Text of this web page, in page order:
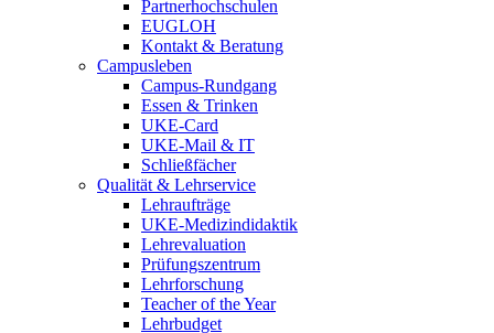
Partnerhochschulen
EUGLOH
Kontakt & Beratung
Campusleben
Campus-Rundgang
Essen & Trinken
UKE-Card
UKE-Mail & IT
Schließfächer
Qualität & Lehrservice
Lehraufträge
UKE-Medizindidaktik
Lehrevaluation
Prüfungszentrum
Lehrforschung
Teacher of the Year
Lehrbudget